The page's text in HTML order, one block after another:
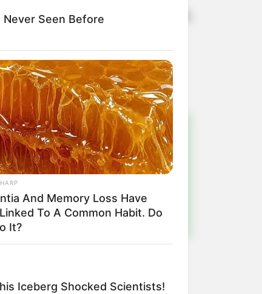
o armamento, o caminhão
e região
Never Seen Before
And Memory Loss Have
To A Common Habit. Do
It?
Iceberg Shocked Scientists!